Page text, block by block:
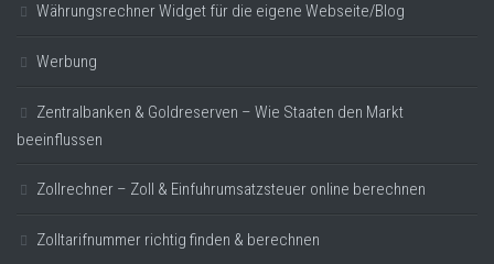
Währungsrechner Widget für die eigene Webseite/Blog
Werbung
Zentralbanken & Goldreserven – Wie Staaten den Markt
beeinflussen
Zollrechner – Zoll & Einfuhrumsatzsteuer online berechnen
Zolltarifnummer richtig finden & berechnen